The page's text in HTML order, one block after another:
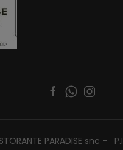
PARADISE snc -